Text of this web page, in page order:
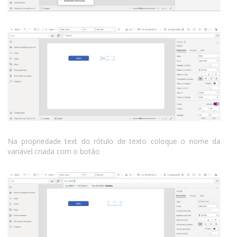
Na propriedade text do rótulo de texto coloque o nome da
variável criada com o botão